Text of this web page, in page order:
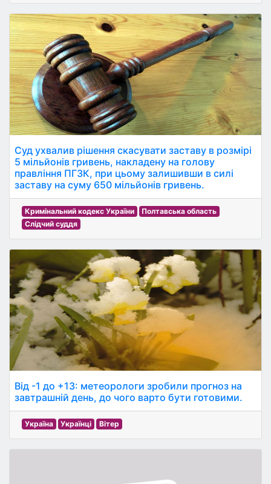
Суд ухвалив рішення скасувати заставу в розмірі
5 мільйонів гривень, накладену на голову
правління ПГЗК, при цьому залишивши в силі
заставу на суму 650 мільйонів гривень.
Кримінальний кодекс України
Полтавська область
Слідчий суддя
Від -1 до +13: метеорологи зробили прогноз на
завтрашній день, до чого варто бути готовими.
Україна Українці Вітер